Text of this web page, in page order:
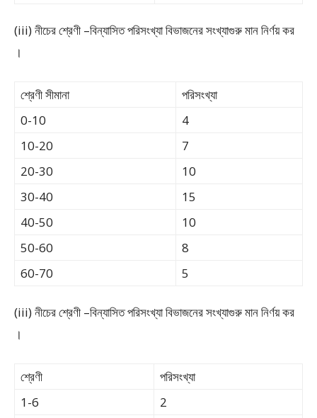
(iii) নীচের শ্রেণী –বিন্যাসিত পরিসংখ্যা বিভাজনের সংখ্যাগুরু মান নির্ণয় কর
।
শ্রেণী সীমানা
পরিসংখ্যা
0-10
4
10-20
7
20-30
10
30-40
15
40-50
10
50-60
8
60-70
5
(iii) নীচের শ্রেণী –বিন্যাসিত পরিসংখ্যা বিভাজনের সংখ্যাগুরু মান নির্ণয় কর
।
শ্রেণী
পরিসংখ্যা
1-6
2